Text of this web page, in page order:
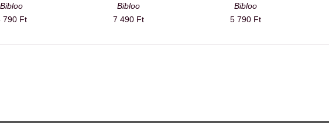
Bibloo
790 Ft
Bibloo
7 490 Ft
Bibloo
5 790 Ft